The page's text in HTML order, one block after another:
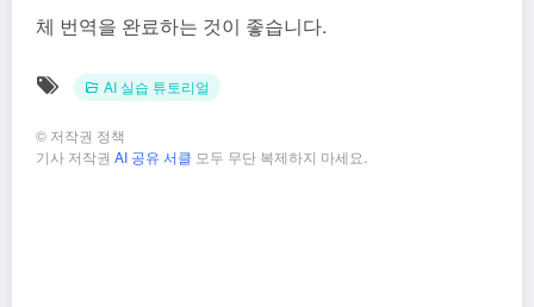
체 번역을 완료하는 것이 좋습니다.
AI 실습 튜토리얼
© 저작권 정책
기사 저작권 AI 공유 서클 모두 무단 복제하지 마세요.